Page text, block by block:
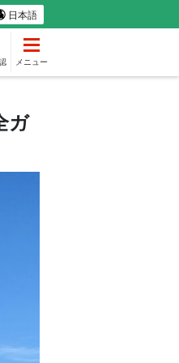
日本語
メニュー
ガ